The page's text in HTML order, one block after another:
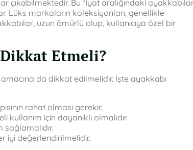
çıkabilmektedir. Bu fiyat aralığındaki
Lüks markaların koleksiyonları, genellikle
uzun ömürlü olup, kullanıcıya özel bir
Dikkat Etmeli?
da dikkat edilmelidir. İşte ayakkabı
rahat olması gerekir.
kullanım için dayanıklı olmalıdır.
sağlamalıdır.
iyi değerlendirilmelidir.